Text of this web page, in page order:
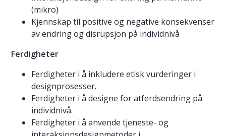
(mikro)
Kjennskap til positive og negative konsekvenser
av endring og disrupsjon på individnivå
Ferdigheter
Ferdigheter i å inkludere etisk vurderinger i
designprosesser.
Ferdigheter i å designe for atferdsendring på
individnivå.
Ferdigheter i å anvende tjeneste- og